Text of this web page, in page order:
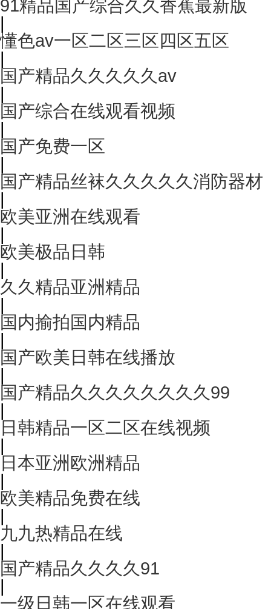
91精品国产综合久久香蕉最新版
|
懂色av一区二区三区四区五区
|
国产精品久久久久久av
|
国产综合在线观看视频
|
国产免费一区
|
国产精品丝袜久久久久久消防器材
|
欧美亚洲在线观看
|
欧美极品日韩
|
久久精品亚洲精品
|
国内揄拍国内精品
|
国产欧美日韩在线播放
|
国产精品久久久久久久久久99
|
日韩精品一区二区在线视频
|
日本亚洲欧洲精品
|
欧美精品免费在线
|
九九热精品在线
|
国产精品久久久久91
|
一级日韩一区在线观看